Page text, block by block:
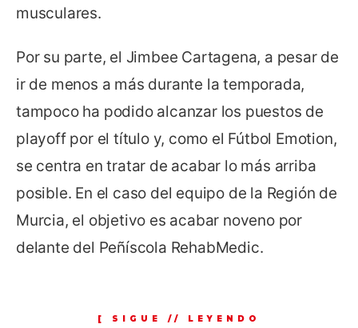
musculares.
Por su parte, el Jimbee Cartagena, a pesar de
ir de menos a más durante la temporada,
tampoco ha podido alcanzar los puestos de
playoff por el título y, como el Fútbol Emotion,
se centra en tratar de acabar lo más arriba
posible. En el caso del equipo de la Región de
Murcia, el objetivo es acabar noveno por
delante del Peñíscola RehabMedic.